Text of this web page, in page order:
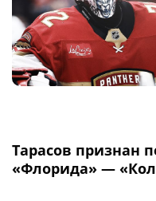
Тарасов признан
«Флорида» —